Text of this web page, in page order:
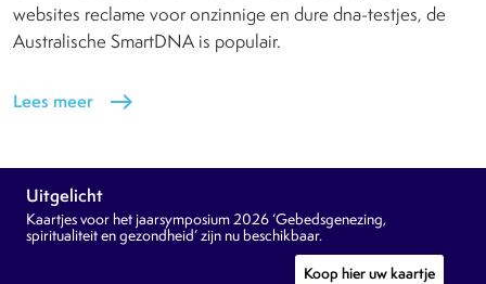
websites reclame voor onzinnige en dure dna-testjes, de
Australische SmartDNA is populair.
Lees meer east
Uitgelicht
Kaartjes voor het jaarsymposium 2026 ‘Gebedsgenezing,
spiritualiteit en gezondheid’ zijn nu beschikbaar.
Koop hier uw kaartje